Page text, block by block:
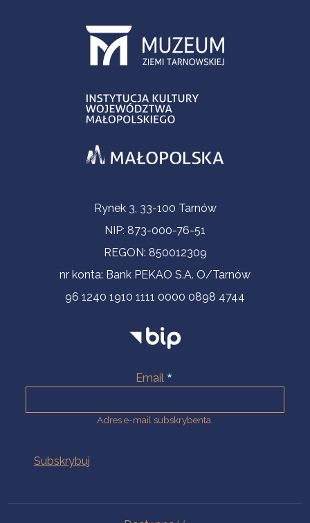
Informacje kontaktoweRynek 3, 33-100 Tarnów
NIP: 873-000-76-51
REGON: 850012309
nr konta: Bank PEKAO S.A. O/Tarnów
96 1240 1910 1111 0000 0898 4744
Email
Adres e-mail subskrybenta.